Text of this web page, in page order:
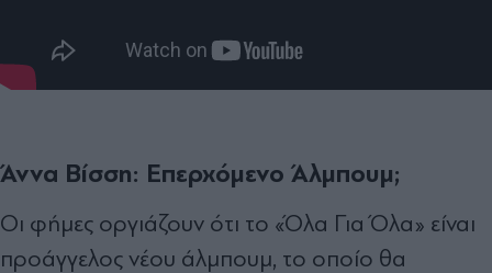
Άννα Βίσση: Επερχόμενο Άλμπουμ;
Οι φήμες οργιάζουν ότι το «Όλα Για Όλα» είναι
προάγγελος νέου άλμπουμ, το οποίο θα